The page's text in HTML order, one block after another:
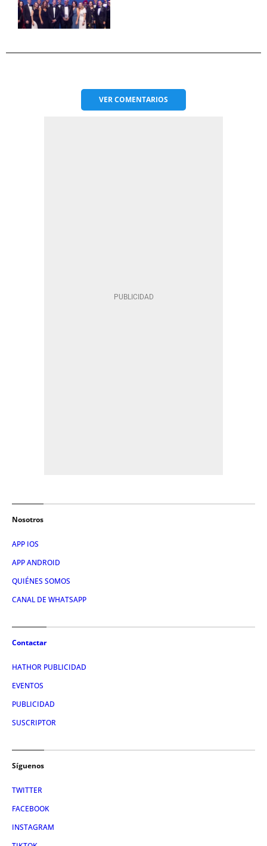
VERCOMENTARIOS
Nosotros
APP IOS
APP ANDROID
QUIÉNES SOMOS
CANAL DE WHATSAPP
Contactar
HATHOR PUBLICIDAD
EVENTOS
PUBLICIDAD
SUSCRIPTOR
Síguenos
TWITTER
FACEBOOK
INSTAGRAM